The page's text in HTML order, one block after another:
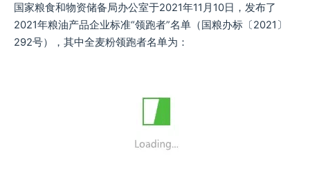
国家粮食和物资储备局办公室于2021年11月10日，发布了
2021年粮油产品企业标准“领跑者”名单（国粮办标〔2021〕
292号），其中全麦粉领跑者名单为：